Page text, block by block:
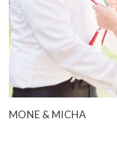
MONE & MICHA